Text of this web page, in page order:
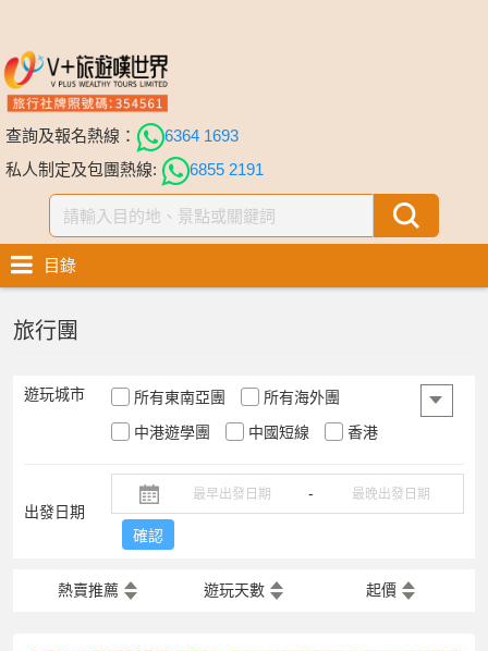
查詢及報名熱線：
6364 1693
私人制定及包團熱線:
6855 2191
目錄
旅行團
遊玩城市 所有東南亞團
所有海外團
中港遊學團
中國短線
香港
出發日期
-
確認
熱賣推薦 遊玩天數 起價